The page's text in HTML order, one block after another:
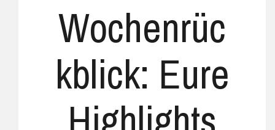
Wochenrüc
kblick: Eure